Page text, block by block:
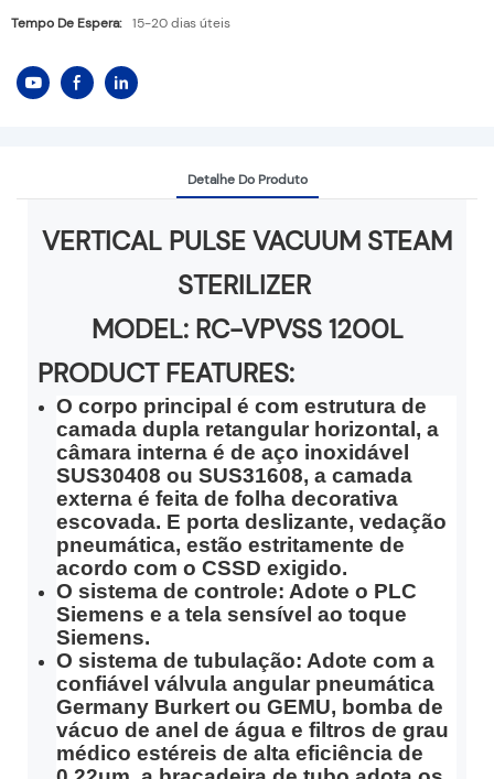
Tempo De Espera:
15-20 dias úteis
Detalhe Do Produto
VERTICAL PULSE VACUUM STEAM
STERILIZER
MODEL: RC-VPVSS 1200L
PRODUCT FEATURES:
O corpo principal é com estrutura de
camada dupla retangular horizontal, a
câmara interna é de aço inoxidável
SUS30408 ​​ou SUS31608, a camada
externa é feita de folha decorativa
escovada. E porta deslizante, vedação
pneumática, estão estritamente de
acordo com o CSSD exigido.
O sistema de controle: Adote o PLC
Siemens e a tela sensível ao toque
Siemens.
O sistema de tubulação: Adote com a
confiável válvula angular pneumática
Germany Burkert ou GEMU, bomba de
vácuo de anel de água e filtros de grau
médico estéreis de alta eficiência de